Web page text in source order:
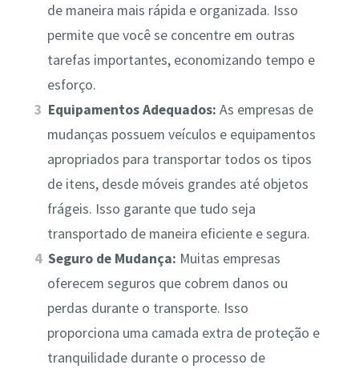
de maneira mais rápida e organizada. Isso
permite que você se concentre em outras
tarefas importantes, economizando tempo e
esforço.
Equipamentos Adequados: As empresas de
mudanças possuem veículos e equipamentos
apropriados para transportar todos os tipos
de itens, desde móveis grandes até objetos
frágeis. Isso garante que tudo seja
transportado de maneira eficiente e segura.
Seguro de Mudança: Muitas empresas
oferecem seguros que cobrem danos ou
perdas durante o transporte. Isso
proporciona uma camada extra de proteção e
tranquilidade durante o processo de